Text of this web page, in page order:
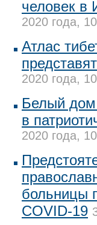
человек в
2020 года,
Атлас
2020 года,
Белый дом
в
2020 года,
больницы
COVID-19